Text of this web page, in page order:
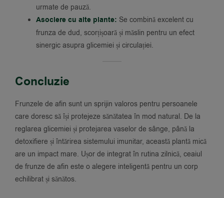
urmate de pauză.
Asociere cu alte plante: Se combină excelent cu
frunza de dud, scorțișoară și măslin pentru un efect
sinergic asupra glicemiei și circulației.
Concluzie
Frunzele de afin sunt un sprijin valoros pentru persoanele
care doresc să își protejeze sănătatea în mod natural. De la
reglarea glicemiei și protejarea vaselor de sânge, până la
detoxifiere și întărirea sistemului imunitar, această plantă mică
are un impact mare. Ușor de integrat în rutina zilnică, ceaiul
de frunze de afin este o alegere inteligentă pentru un corp
echilibrat și sănătos.